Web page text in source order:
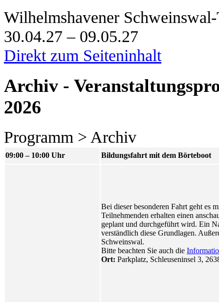
Wilhelmshavener Schweinswal-
30.04.27 – 09.05.27
Direkt zum Seiteninhalt
Archiv -
2026
Programm > Archiv
09:00 – 10:00 Uhr Bildungsfahrt mit dem Börteboot
Bei dieser besonderen Fahrt geht es
Teilnehmenden erhalten einen
geplant und durchgeführt wird. Ein
verständlich diese Grundlagen.
Schweinswal.
Bitte beachten Sie auch die
Ort: Parkplatz, Schleuseninsel 3,